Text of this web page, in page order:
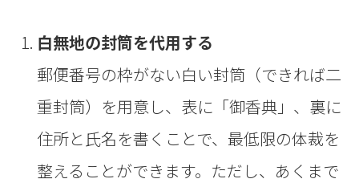
白無地の封筒を代用する
郵便番号の枠がない白い封筒（できれば二
重封筒）を用意し、表に「御香典」、裏に
住所と氏名を書くことで、最低限の体裁を
整えることができます。ただし、あくまで